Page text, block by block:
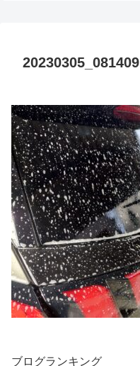
20230305_081409
ブログランキング